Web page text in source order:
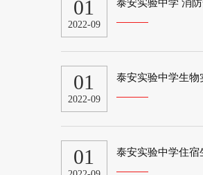
01
2022-09
泰安实验中学 消
01
2022-09
泰安实验中学生
01 泰安实验中学住宿